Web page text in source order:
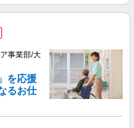
事業部/大
を応援
るお仕